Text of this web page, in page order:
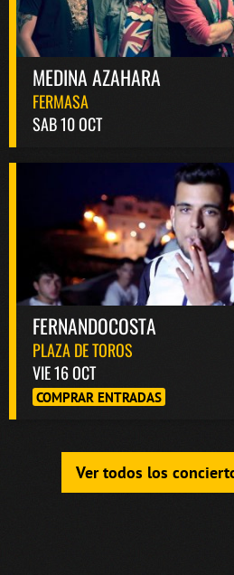
MEDINA AZAHARA
FERMASA
SAB 10 OCT
FERNANDOCOSTA
PLAZA DE TOROS
VIE 16 OCT
COMPRAR ENTRADAS
Ver todos los